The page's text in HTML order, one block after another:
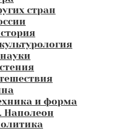
стран
и форма
Наполеон